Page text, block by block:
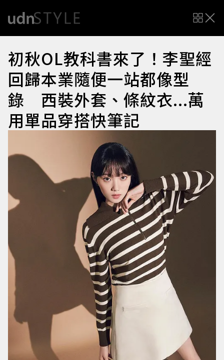
初秋OL教科書來了！李聖經
回歸本業隨便一站都像型
錄 西裝外套、條紋衣...萬
用單品穿搭快筆記